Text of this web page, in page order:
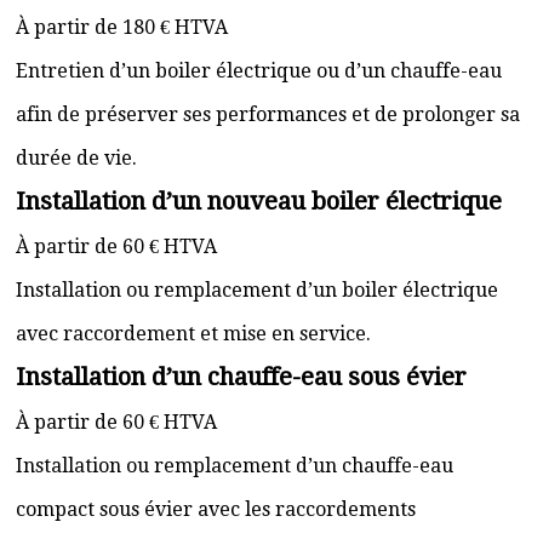
À partir de 180 € HTVA
Entretien d’un boiler électrique ou d’un chauffe-eau
afin de préserver ses performances et de prolonger sa
durée de vie.
Installation d’un nouveau boiler électrique
À partir de 60 € HTVA
Installation ou remplacement d’un boiler électrique
avec raccordement et mise en service.
Installation d’un chauffe-eau sous évier
À partir de 60 € HTVA
Installation ou remplacement d’un chauffe-eau
compact sous évier avec les raccordements